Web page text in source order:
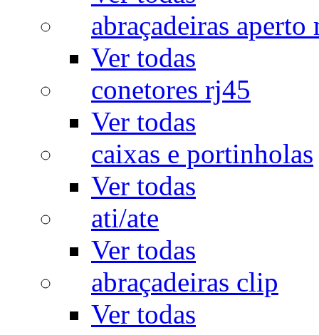
abraçadeiras aperto
Ver todas
conetores rj45
Ver todas
caixas e portinholas
Ver todas
ati/ate
Ver todas
abraçadeiras clip
Ver todas